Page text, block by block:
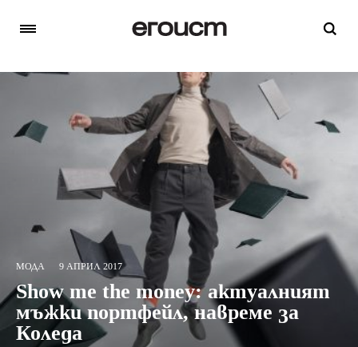
МОДА 9 АПРИЛ 2017
Show me the money: актуалният
мъжки портфейл, навреме за
Коледа